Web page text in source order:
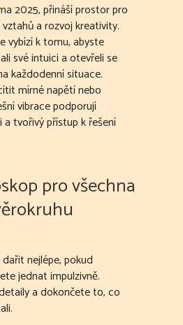
2025, přináší prostor pro
a rozvoj kreativity.
vybízí k tomu, abyste
své intuici a otevřeli se
každodenní situace.
mírné napětí nebo
vibrace podporují
tvořivý přístup k řešení
pro všechna
nejlépe, pokud
jednat impulzivně.
a dokončete to, co